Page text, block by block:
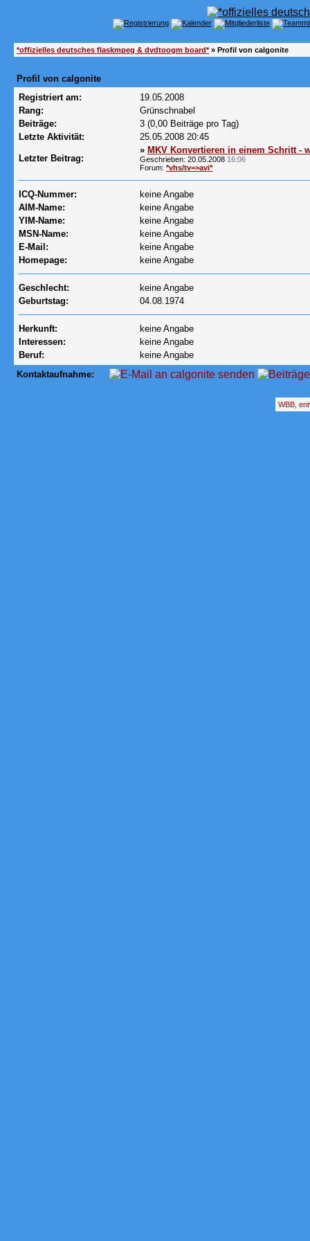
*offizielles deutsches flaskmpeg & dvdtoogm board*» Profil von calgonite
Profil von calgonite
Registriert am:
19.05.2008
Rang:
Grünschnabel
Beiträge:
3 (0,00 Beiträge pro Tag)
Letzte Aktivität:
25.05.2008 20:45
Letzter Beitrag:
» MKV Konvertieren in einem Schritt -
Geschrieben: 20.05.2008 16:06
Forum: *vhs/tv=>avi*
ICQ-Nummer:
keine Angabe
AIM-Name:
keine Angabe
YIM-Name:
keine Angabe
MSN-Name:
keine Angabe
E-Mail:
keine Angabe
Homepage:
keine Angabe
Geschlecht:
keine Angabe
Geburtstag:
04.08.1974
Herkunft:
keine Angabe
Interessen:
keine Angabe
Beruf:
keine Angabe
Kontaktaufnahme:
WBB,